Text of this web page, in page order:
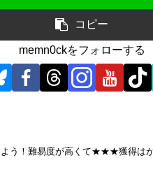
コピー
memn0ckをフォローする
う！難易度が高くて★★★獲得はか